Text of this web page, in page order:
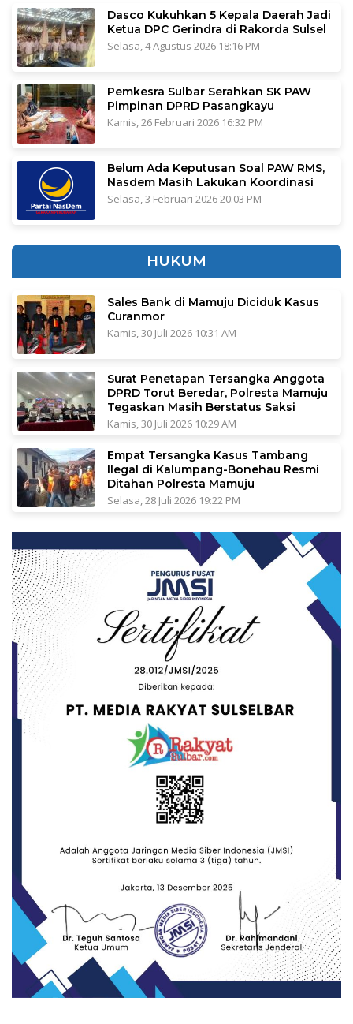
Dasco Kukuhkan 5 Kepala Daerah Jadi
Ketua DPC Gerindra di Rakorda Sulsel
Selasa, 4 Agustus 2026 18:16 PM
Pemkesra Sulbar Serahkan SK PAW
Pimpinan DPRD Pasangkayu
Kamis, 26 Februari 2026 16:32 PM
Belum Ada Keputusan Soal PAW RMS,
Nasdem Masih Lakukan Koordinasi
Selasa, 3 Februari 2026 20:03 PM
HUKUM
Sales Bank di Mamuju Diciduk Kasus
Curanmor
Kamis, 30 Juli 2026 10:31 AM
Surat Penetapan Tersangka Anggota
DPRD Torut Beredar, Polresta Mamuju
Tegaskan Masih Berstatus Saksi
Kamis, 30 Juli 2026 10:29 AM
Empat Tersangka Kasus Tambang
Ilegal di Kalumpang-Bonehau Resmi
Ditahan Polresta Mamuju
Selasa, 28 Juli 2026 19:22 PM